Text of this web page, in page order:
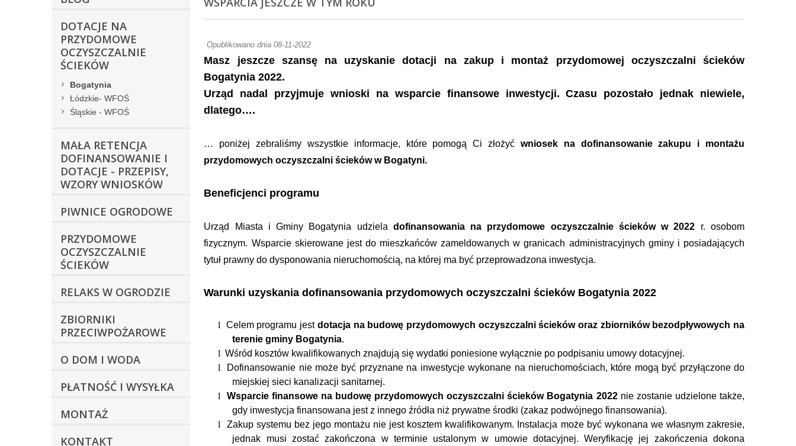
DOTACJE NA
PRZYDOMOWE
OCZYSZCZALNIE
ŚCIEKÓW
Bogatynia
Łódzkie- WFOŚ
Śląskie - WFOŚ
MAŁA RETENCJA
DOFINANSOWANIE I
DOTACJE - PRZEPISY,
WZORY WNIOSKÓW
PIWNICE OGRODOWE
PRZYDOMOWE
OCZYSZCZALNIE
ŚCIEKÓW
RELAKS W OGRODZIE
ZBIORNIKI
PRZECIWPOŻAROWE
O DOM I WODA
PŁATNOŚĆ I WYSYŁKA
MONTAŻ
KONTAKT
Opublikowano dnia 08-11-2022
Masz jeszcze szansę na uzyskanie dotacji na zakup i montaż przydomowej oczyszczalni ścieków
Bogatynia 2022.
Urząd nadal przyjmuje wnioski na wsparcie finansowe inwestycji. Czasu pozostało jednak niewiele,
dlatego….
… poniżej zebraliśmy wszystkie informacje, które pomogą Ci złożyć wniosek na dofinansowanie zakupu i montażu
przydomowych oczyszczalni ścieków w Bogatyni.
Beneficjenci programu
Urząd Miasta i Gminy Bogatynia udziela dofinansowania na przydomowe oczyszczalnie ścieków w 2022 r. osobom
fizycznym. Wsparcie skierowane jest do mieszkańców zameldowanych w granicach administracyjnych gminy i posiadających
tytuł prawny do dysponowania nieruchomością, na której ma być przeprowadzona inwestycja.
Warunki uzyskania dofinansowania przydomowych oczyszczalni ścieków Bogatynia 2022
l Celem programu jest dotacja na budowę przydomowych oczyszczalni ścieków oraz zbiorników bezodpływowych na
terenie gminy Bogatynia.
l Wśród kosztów kwalifikowanych znajdują się wydatki poniesione wyłącznie po podpisaniu umowy dotacyjnej.
l
Dofinansowanie nie może być przyznane na inwestycje wykonane na nieruchomościach, które mogą być przyłączone do
miejskiej sieci kanalizacji sanitarnej.
l
Wsparcie finansowe na budowę przydomowych oczyszczalni ścieków Bogatynia 2022nie zostanie udzielone także,
gdy inwestycja finansowana jest z innego źródła niż prywatne środki (zakaz podwójnego finansowania).
l
Zakup systemu bez jego montażu nie jest kosztem kwalifikowanym. Instalacja może być wykonana we własnym zakresie,
jednak musi zostać zakończona w terminie ustalonym w umowie dotacyjnej. Weryfikację jej zakończenia dokona